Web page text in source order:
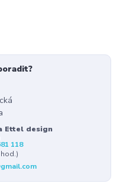
Ettel design
118